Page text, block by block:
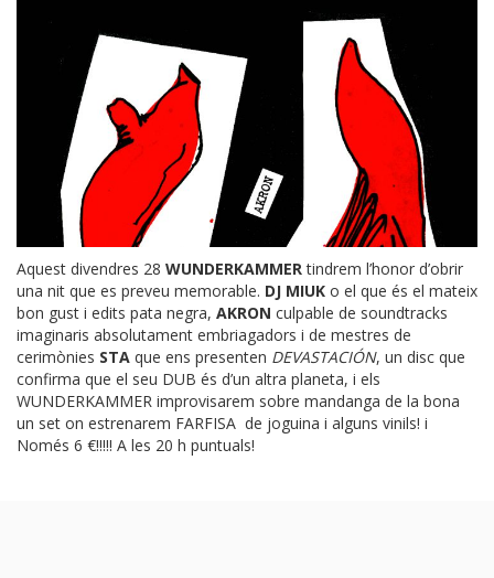
Aquest divendres 28 WUNDERKAMMERtindrem l’honor d’obrir
una nit que es preveu memorable. DJ MIUK o el que és el mateix
bon gust i edits pata negra, AKRON culpable de soundtracks
imaginaris absolutament embriagadors i de mestres de
cerimònies STA que ens presenten DEVASTACIÓN, un disc que
confirma que el seu DUB és d’un altra planeta, i els
WUNDERKAMMER improvisarem sobre mandanga de la bona
un set on estrenarem FARFISA de joguina i alguns vinils! i
Només 6 €!!!!! A les 20 h puntuals!